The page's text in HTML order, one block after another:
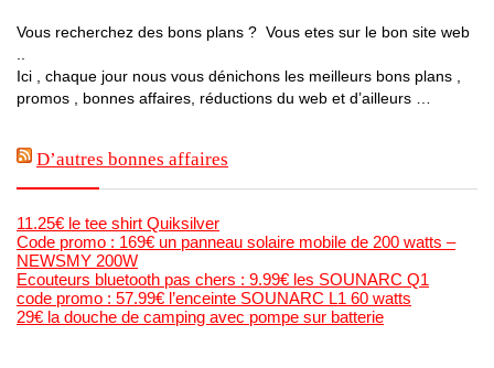
Vous recherchez des bons plans ? Vous etes sur le bon site web
Ici , chaque jour nous vous dénichons les meilleurs bons plans ,
promos , bonnes affaires, réductions du web et d’ailleurs …
D’autres bonnes affaires
11.25€ le tee shirt Quiksilver
Code promo : 169€ un panneau solaire mobile de 200 watts –
NEWSMY 200W
Ecouteurs bluetooth pas chers : 9.99€ les SOUNARC Q1
code promo : 57.99€ l’enceinte SOUNARC L1 60 watts
29€ la douche de camping avec pompe sur batterie